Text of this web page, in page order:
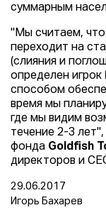
суммарным
"Мы считаем, что
переходит на
(слияния и
определен
способом
время мы
где мы видим
течение 2-3
фонда Goldfish
директоров и
29.06.2017
Игорь Бахарев